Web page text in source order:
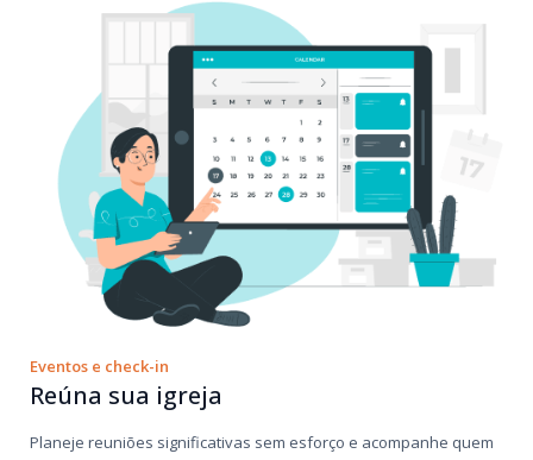
Eventos e check-in
Reúna sua igreja
Planeje reuniões significativas sem esforço e acompanhe quem